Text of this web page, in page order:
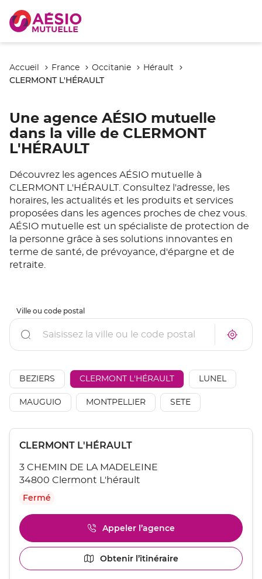
Accueil France Occitanie Hérault
CLERMONT L'HÉRAULT
Une agence AÉSIO mutuelle
dans la ville de CLERMONT
L'HÉRAULT
Découvrez les agences AÉSIO mutuelle à
CLERMONT L'HÉRAULT. Consultez l'adresse, les
horaires, les actualités et les produits et services
proposées dans les agences proches de chez vous.
AÉSIO mutuelle est un spécialiste de protection de
la personne grâce à ses solutions innovantes en
terme de santé, de prévoyance, d'épargne et de
retraite.
À
vente
Ville ou code postal
Rechercher
un
de
vente
AÉSIO
mutuelle
BEZIERS CLERMONT L'HÉRAULT LUNEL
MAUGUIO MONTPELLIER SETE
sur
touche
ENTRÉE
obtenir
plus
amples
informations
[ECHAP
pour
Point
vente
:
CLERMONT L'HÉRAULT
3 CHEMIN DE LA MADELEINE
34800 Clermont L'hérault
Fermé
Appeler l’agence
Afficher
le
numéro
de
Obtenir l’itinéraire
jusqu'au